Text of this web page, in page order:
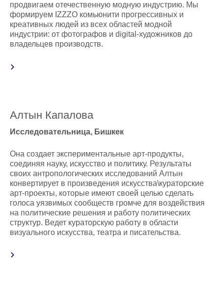
продвигаем отечественную модную индустрию. Мы
формируем IZZZO комьюнити прогрессивных и
креативных людей из всех областей модной
индустрии: от фотографов и digital-художников до
владельцев производств.
Алтын Капалова
Исследовательница, Бишкек
Она создает экспериментальные арт-продукты,
соединяя науку, искусство и политику. Результаты
своих антропологических исследований Алтын
конвертирует в произведения искусства\кураторские
арт-проекты, которые имеют своей целью сделать
голоса уязвимых сообществ громче для воздействия
на политические решения и работу политических
структур. Ведет кураторскую работу в области
визуального искусства, театра и писательства.